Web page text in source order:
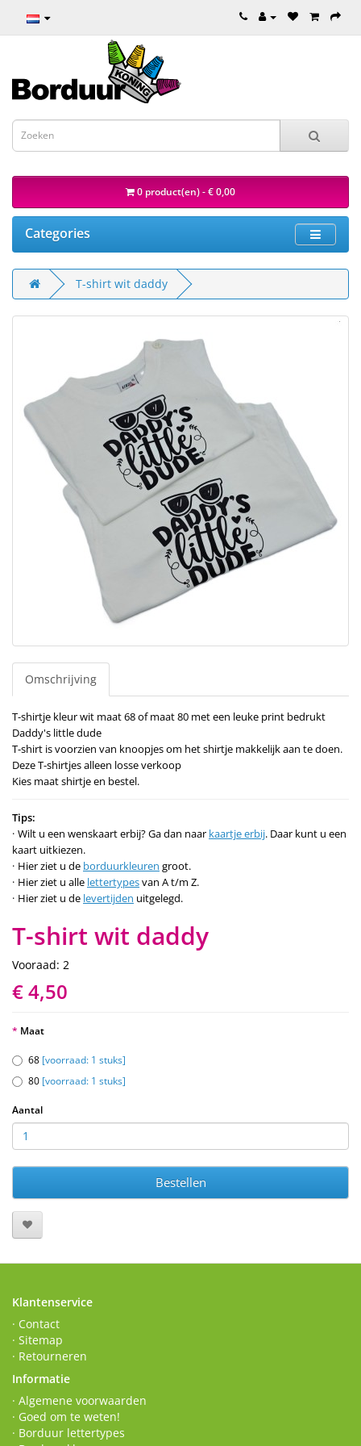
0 product(en) - € 0,00
Categories
T-shirt wit daddy
Omschrijving
T-shirtje kleur wit maat 68 of maat 80 met een leuke print bedrukt
Daddy's little dude
T-shirt is voorzien van knoopjes om het shirtje makkelijk aan te doen.
Deze T-shirtjes alleen losse verkoop
Kies maat shirtje en bestel.
Tips:
Wilt u een wenskaart erbij? Ga dan naar kaartje erbij. Daar kunt u een
kaart uitkiezen.
Hier ziet u de borduurkleuren groot.
Hier ziet u alle lettertypesvan A t/m Z.
Hier ziet u de levertijden uitgelegd.
T-shirt wit daddy
Vooraad: 2
€ 4,50
Maat
68 [voorraad: 1 stuks]
80 [voorraad: 1 stuks]
Aantal
Bestellen
Klantenservice
· Contact
· Sitemap
· Retourneren
Informatie
· Algemene voorwaarden
· Goed om te weten!
· Borduur lettertypes